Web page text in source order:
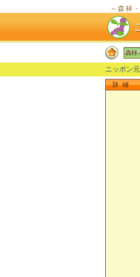
～森林
～
ニッポン